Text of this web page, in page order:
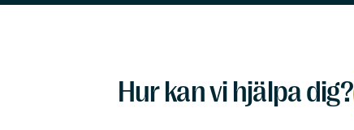
Hur kan vi hjälpa dig?